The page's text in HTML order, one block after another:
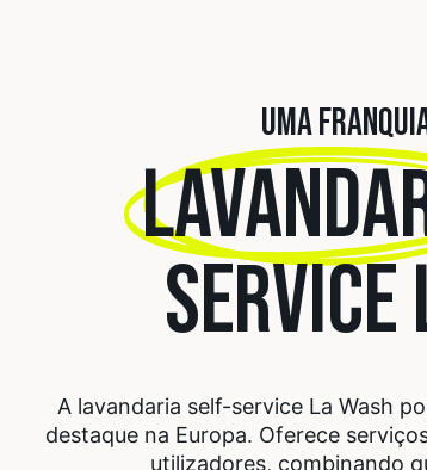
UMA
SERVICE
A lavandaria self-service La Wash
destaque na Europa. Oferece
utilizadores, combinando